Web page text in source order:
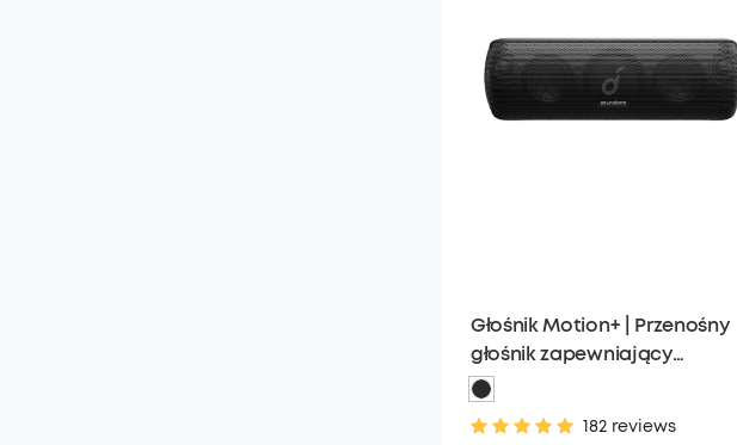
Głośnik Motion+ | Przenośny
głośnik zapewniający
intensywne basy
182 reviews